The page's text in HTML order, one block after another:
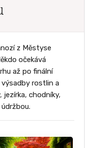
z Městyse
očekává
až po finální
rostlin a
jezírka, chodníky,